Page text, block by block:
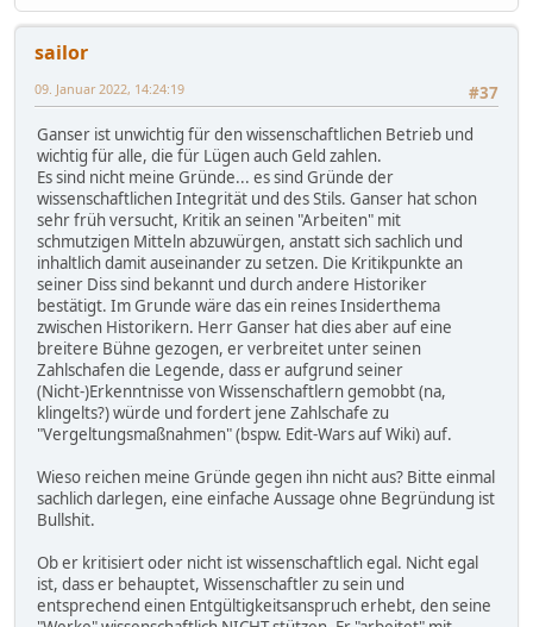
sailor
#37
09. Januar 2022, 14:24:19
Ganser ist unwichtig für den wissenschaftlichen Betrieb und
wichtig für alle, die für Lügen auch Geld zahlen.
Es sind nicht meine Gründe... es sind Gründe der
wissenschaftlichen Integrität und des Stils. Ganser hat schon
sehr früh versucht, Kritik an seinen "Arbeiten" mit
schmutzigen Mitteln abzuwürgen, anstatt sich sachlich und
inhaltlich damit auseinander zu setzen. Die Kritikpunkte an
seiner Diss sind bekannt und durch andere Historiker
bestätigt. Im Grunde wäre das ein reines Insiderthema
zwischen Historikern. Herr Ganser hat dies aber auf eine
breitere Bühne gezogen, er verbreitet unter seinen
Zahlschafen die Legende, dass er aufgrund seiner
(Nicht-)Erkenntnisse von Wissenschaftlern gemobbt (na,
klingelts?) würde und fordert jene Zahlschafe zu
"Vergeltungsmaßnahmen" (bspw. Edit-Wars auf Wiki) auf.
Wieso reichen meine Gründe gegen ihn nicht aus? Bitte einmal
sachlich darlegen, eine einfache Aussage ohne Begründung ist
Bullshit.
Ob er kritisiert oder nicht ist wissenschaftlich egal. Nicht egal
ist, dass er behauptet, Wissenschaftler zu sein und
entsprechend einen Entgültigkeitsanspruch erhebt, den seine